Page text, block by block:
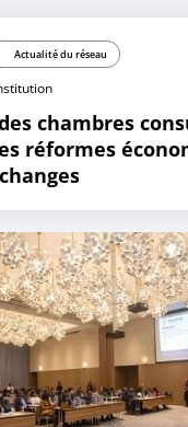
Actualité du réseau
chambres
réformes